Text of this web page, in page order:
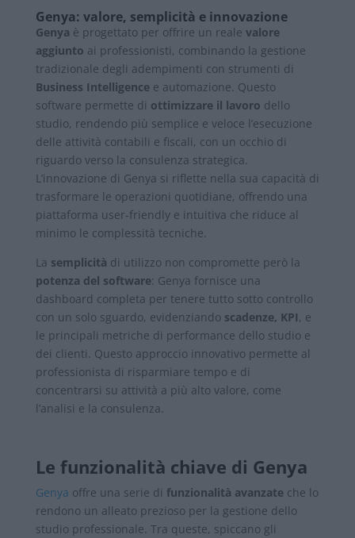
Genya: valore, semplicità e innovazione
Genya è progettato per offrire un reale valore
aggiunto ai professionisti, combinando la gestione
tradizionale degli adempimenti con strumenti di
Business Intelligencee automazione. Questo
software permette di ottimizzare il lavoro dello
studio, rendendo più semplice e veloce l’esecuzione
delle attività contabili e fiscali, con un occhio di
riguardo verso la consulenza strategica.
L’innovazione di Genya si riflette nella sua capacità di
trasformare le operazioni quotidiane, offrendo una
piattaforma user-friendly e intuitiva che riduce al
minimo le complessità tecniche.
La semplicità di utilizzo non compromette però la
potenza del software: Genya fornisce una
dashboard completa per tenere tutto sotto controllo
con un solo sguardo, evidenziando scadenze, KPI, e
le principali metriche di performance dello studio e
dei clienti. Questo approccio innovativo permette al
professionista di risparmiare tempo e di
concentrarsi su attività a più alto valore, come
l’analisi e la consulenza.
Le funzionalità chiave di Genya
Genya offre una serie di funzionalità avanzateche lo
rendono un alleato prezioso per la gestione dello
studio professionale. Tra queste, spiccano gli